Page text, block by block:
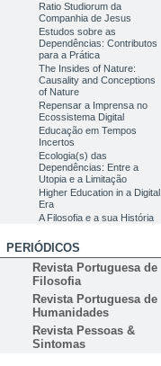
Ratio Studiorum da
Companhia de Jesus
Estudos sobre as
Dependências: Contributos
para a Prática
The Insides of Nature:
Causality and Conceptions
of Nature
Repensar a Imprensa no
Ecossistema Digital
Educação em Tempos
Incertos
Ecologia(s) das
Dependências: Entre a
Utopia e a Limitação
Higher Education in a Digital
Era
A Filosofia e a sua História
PERIÓDICOS
Revista Portuguesa de
Filosofia
Revista Portuguesa de
Humanidades
Revista Pessoas &
Sintomas